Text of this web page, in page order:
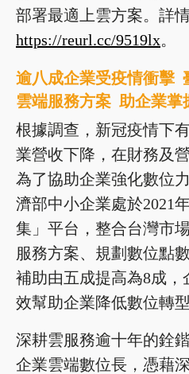
部署最適上雲方案。詳
https://reurl.cc/9519lx。
逾八成企業受疫情衝擊
雲端服務方案 助企業掌
根據調查，新冠疫情下
業營收下降，在財務及
為了協助企業強化數位
濟部中小企業處於2021
集」平台，整合台灣市
服務方案、規劃數位點
補助由五成提高為8成
效幫助企業降低數位轉型
深耕雲服務逾十年的銓
企業雲端數位長，憑藉